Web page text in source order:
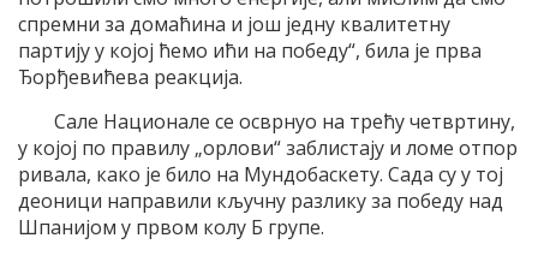
спремни за домаћина и још једну квалитетну
партију у којој ћемо ићи на победу“, била је прва
Ђорђевићева реакција.
Сале Национале се осврнуо на трећу четвртину,
у којој по правилу „орлови“ заблистају и ломе отпор
ривала, како је било на Мундобаскету. Сада су у тој
деоници направили кључну разлику за победу над
Шпанијом у првом колу Б групе.